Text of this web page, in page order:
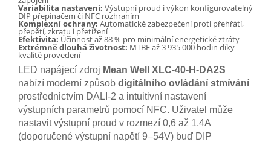
Variabilita nastavení: Výstupní proud i výkon konfigurovatelný
DIP přepínačem či NFC rozhraním
Komplexní ochrany: Automatické zabezpečení proti přehřátí,
přepětí, zkratu i přetížení
Efektivita: Účinnost až 88 % pro minimální energetické ztráty
Extrémně dlouhá životnost: MTBF až 3 935 000 hodin díky
kvalitě provedení
LED napájecí zdroj Mean Well XLC-40-H-DA2S
nabízí moderní způsob digitálního ovládání stmívání
prostřednictvím DALI-2 a intuitivní nastavení
výstupních parametrů pomocí NFC. Uživatel může
nastavit výstupní proud v rozmezí 0,6 až 1,4A
(doporučené výstupní napětí 9–54V) buď DIP